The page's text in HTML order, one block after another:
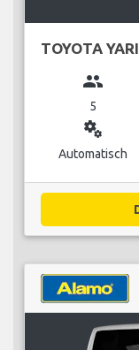
TOYOTA
group
5
miscellaneous_services
Automatisch